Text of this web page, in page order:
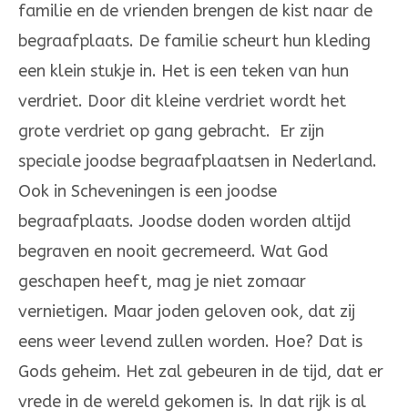
familie en de vrienden brengen de kist naar de
begraafplaats. De familie scheurt hun kleding
een klein stukje in. Het is een teken van hun
verdriet. Door dit kleine verdriet wordt het
grote verdriet op gang gebracht. Er zijn
speciale joodse begraafplaatsen in Nederland.
Ook in Scheveningen is een joodse
begraafplaats. Joodse doden worden altijd
begraven en nooit gecremeerd. Wat God
geschapen heeft, mag je niet zomaar
vernietigen. Maar joden geloven ook, dat zij
eens weer levend zullen worden. Hoe? Dat is
Gods geheim. Het zal gebeuren in de tijd, dat er
vrede in de wereld gekomen is. In dat rijk is al